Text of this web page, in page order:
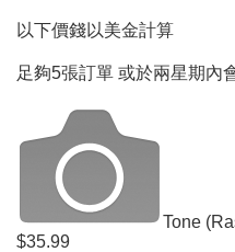
以下價錢以美金計算
足夠5張訂單 或於兩星期內
Tone
$35.99